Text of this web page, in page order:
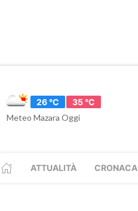
26 °C
35 °C
Meteo Mazara Oggi
ATTUALITÀ CRONACA